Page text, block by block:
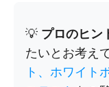
💡 プロのヒン
たいとお考え
ト、ホワイト